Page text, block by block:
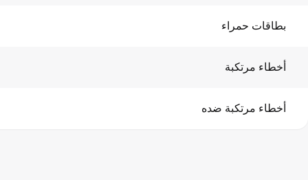
بطاقات حمراء
أخطاء مرتكبة
أخطاء مرتكبة ضده